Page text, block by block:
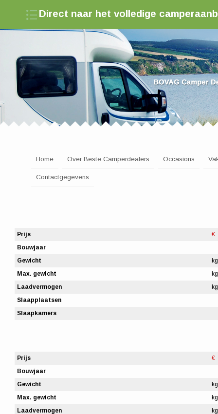
Direct naar het volledige
Zoek een camperdealer in Nederland
Home Over Beste Camperdealers Occasions
Contactgegevens
Prijs
€
Bouwjaar
Gewicht
kg
Max. gewicht
kg
Laadvermogen
kg
Slaapplaatsen
Slaapkamers
Prijs
€
Bouwjaar
Gewicht
kg
Max. gewicht
kg
Laadvermogen
kg